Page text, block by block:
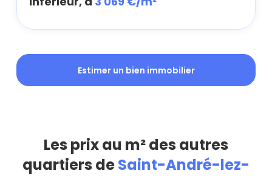
Estimer un bien immobilier
Les prix au m² des autres
quartiers deSaint-André-lez-